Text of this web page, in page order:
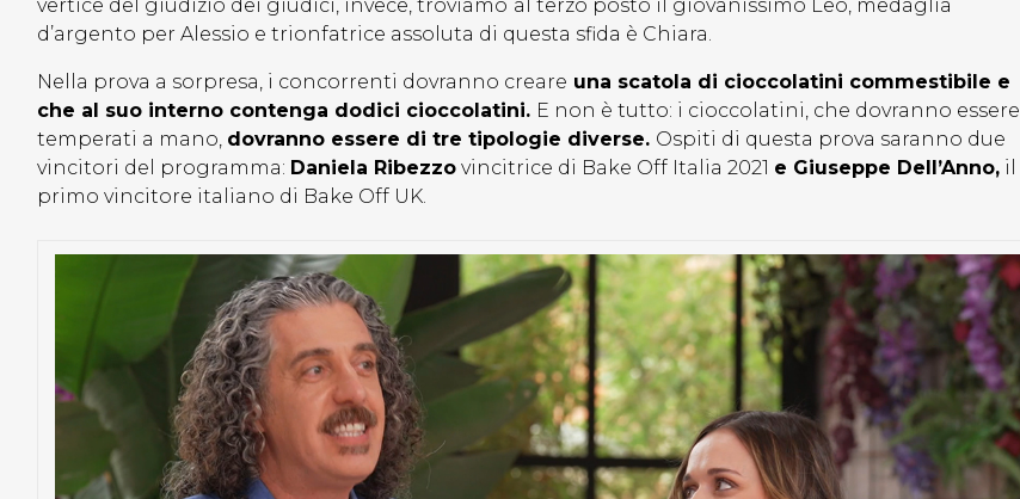
vertice del giudizio dei giudici, invece, troviamo al terzo posto il giovanissimo Leo, medaglia
d’argento per Alessio e trionfatrice assoluta di questa sfida è Chiara.
Nella prova a sorpresa, i concorrenti dovranno creare una scatola di cioccolatini commestibile e
che al suo interno contenga dodici cioccolatini. E non è tutto: i cioccolatini, che dovranno essere
temperati a mano, dovranno essere di tre tipologie diverse. Ospiti di questa prova saranno due
vincitori del programma: Daniela Ribezzo vincitrice di Bake Off Italia 2021 e Giuseppe Dell’Anno, il
primo vincitore italiano di Bake Off UK.